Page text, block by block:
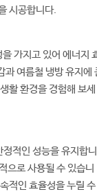
시공합니다.
가지고 있어 에너지
과 여름철 냉방 유지에
활 환경을 경험해 보세
적인 성능을 유지합니
으로 사용될 수 있습니
적인 효율성을 누릴 수